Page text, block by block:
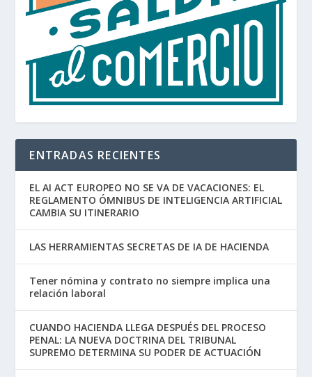
ENTRADAS RECIENTES
EL AI ACT EUROPEO NO SE VA DE VACACIONES: EL
REGLAMENTO ÓMNIBUS DE INTELIGENCIA ARTIFICIAL
CAMBIA SU ITINERARIO
LAS HERRAMIENTAS SECRETAS DE IA DE HACIENDA
Tener nómina y contrato no siempre implica una
relación laboral
CUANDO HACIENDA LLEGA DESPUÉS DEL PROCESO
PENAL: LA NUEVA DOCTRINA DEL TRIBUNAL
SUPREMO DETERMINA SU PODER DE ACTUACIÓN